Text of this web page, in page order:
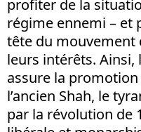
profiter de la
régime ennemi – et
tête du mouvement
leurs intérêts. Ainsi,
assure la
l’ancien Shah, le
par la révolution de